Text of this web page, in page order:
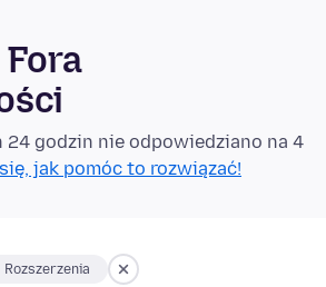
godzin nie odpowiedziano na 4
jak pomóc to rozwiązać!
Rozszerzenia